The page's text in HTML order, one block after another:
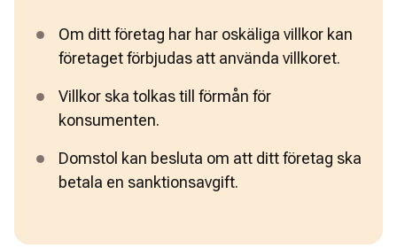
Om ditt företag har har oskäliga villkor kan
företaget förbjudas att använda villkoret.
Villkor ska tolkas till förmån för
konsumenten.
Domstol kan besluta om att ditt företag ska
betala en sanktionsavgift.